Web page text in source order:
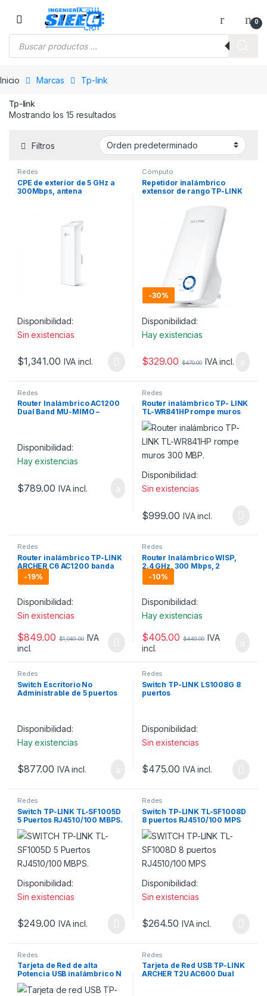
Saltar a la navegación
Saltar al contenido
0
Inicio Marcas Tp-link
Tp-link
Mostrando los 15 resultados
Filtros
Redes
CPE de exterior de 5 GHz a
300Mbps, antena
Disponibilidad:
Sin existencias
$1,341.00 IVA incl.
Cómputo
Repetidor inalámbrico
extensor de rango TP-LINK
-30%
Disponibilidad:
Hay existencias
$329.00 $470.00 IVA incl.
Redes
Router Inalámbrico AC1200
Dual Band MU-MIMO –
Disponibilidad:
Hay existencias
$789.00 IVA incl.
Redes
Router inalámbrico TP- LINK
TL-WR841HP rompe muros
300 MBP.
Disponibilidad:
Sin existencias
$999.00 IVA incl.
Redes
Router inalámbrico TP-LINK
ARCHER C6 AC1200 banda
dual.
-19%
Disponibilidad:
Sin existencias
$849.00 $1,049.00 IVA
incl.
Redes
Router Inalámbrico WISP,
2.4 GHz, 300 Mbps, 2
Antenas Externas
Omnidireccional 5 dBi.
-10%
Disponibilidad:
Hay existencias
$405.00 $449.00 IVA
incl.
Redes
Switch Escritorio No
Administrable de 5 puertos
Disponibilidad:
Hay existencias
$877.00 IVA incl.
Redes
Switch TP-LINK LS1008G 8
puertos
Disponibilidad:
Sin existencias
$475.00 IVA incl.
Redes
Switch TP-LINK TL-SF1005D
5 Puertos RJ4510/100 MBPS.
Disponibilidad:
Sin existencias
$249.00 IVA incl.
Redes
Switch TP-LINK TL-SF1008D
8 puertos RJ4510/100 MPS
Disponibilidad:
Sin existencias
$264.50 IVA incl.
Redes
Tarjeta de Red de alta
Potencia USB inalámbrico N
300 Mbps 2.4 GHz con 2
Antenas externas de 5 dBi
Redes
Tarjeta de Red USB TP-LINK
ARCHER T2U AC600 Dual